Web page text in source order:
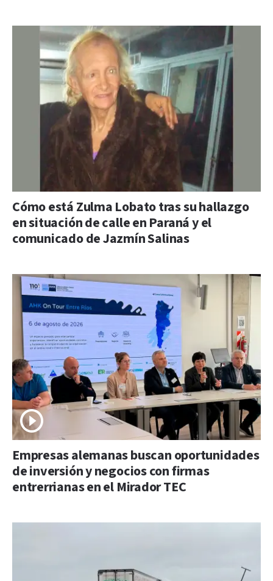
Cómo está Zulma Lobato tras su hallazgo
en situación de calle en Paraná y el
comunicado de Jazmín Salinas
Empresas alemanas buscan oportunidades
de inversión y negocios con firmas
entrerrianas en el Mirador TEC